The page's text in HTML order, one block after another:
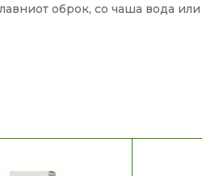
оброк, со чаша вода